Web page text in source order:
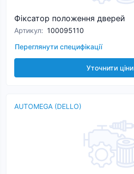
Фіксатор положення дверей
Артикул: 100095110
Переглянути специфікації
Уточнити ціни
AUTOMEGA (DELLO)